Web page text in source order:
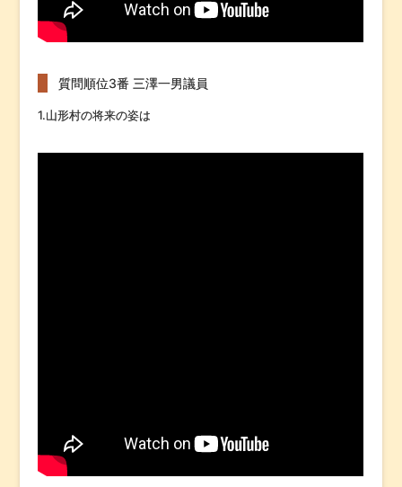
質問順位3番 三澤一男議員
1.山形村の将来の姿は